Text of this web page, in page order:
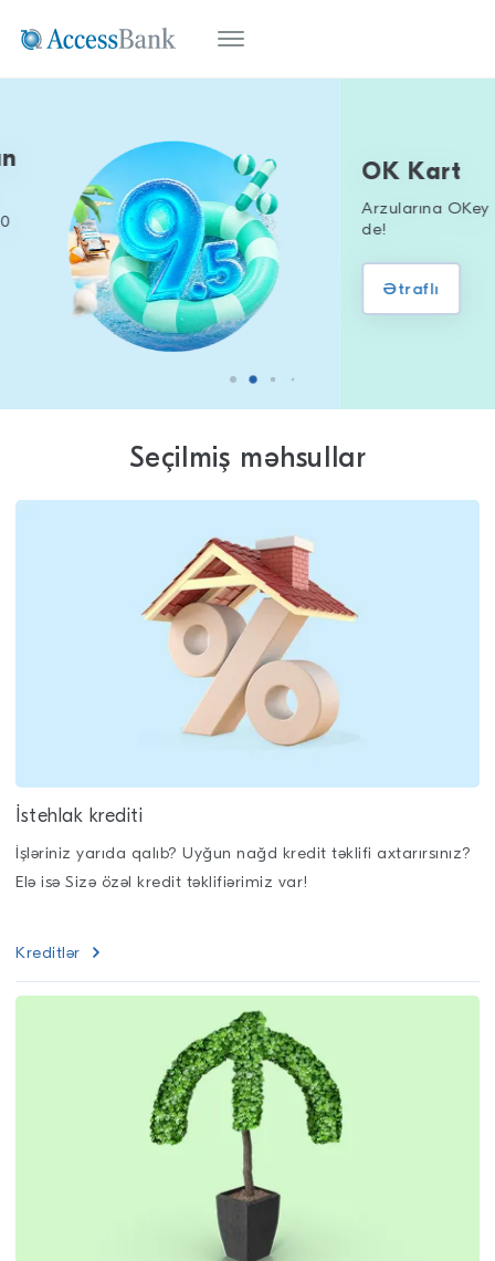
OK Kart
Arzularına OKey
Ətraflı
Seçilmiş məhsullar
İstehlak krediti
İşləriniz yarıda qalıb? Uyğun nağd kredit təklifi axtarırsınız?
Elə isə Sizə özəl kredit təklifiərimiz var!
Kreditlər